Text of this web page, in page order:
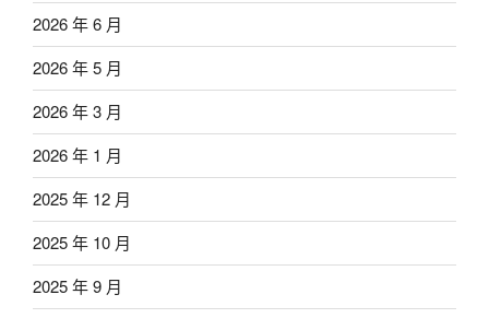
2026 年 6 月
2026 年 5 月
2026 年 3 月
2026 年 1 月
2025 年 12 月
2025 年 10 月
2025 年 9 月